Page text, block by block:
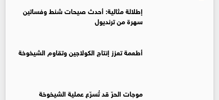
إطلالة مثالية: أحدث صيحات شنط وفساتين
سهرة من ترنديول
أطعمة تعزز إنتاج الكولاجين وتقاوم الشيخوخة
موجات الحرّ قد تُسرّع عملية الشيخوخة